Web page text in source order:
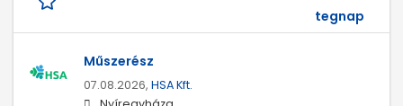
tegnap
Műszerész
07.08.2026, HSA Kft.